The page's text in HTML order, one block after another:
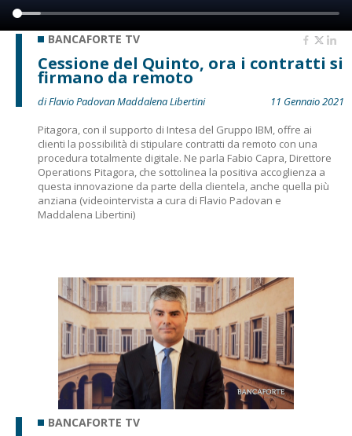
BANCAFORTE TV
Cessione del Quinto, ora i contratti si
firmano da remoto
di Flavio Padovan Maddalena Libertini
11 Gennaio 2021
Pitagora, con il supporto di Intesa del Gruppo IBM, offre ai
clienti la possibilità di stipulare contratti da remoto con una
procedura totalmente digitale. Ne parla Fabio Capra, Direttore
Operations Pitagora, che sottolinea la positiva accoglienza a
questa innovazione da parte della clientela, anche quella più
anziana (videointervista a cura di Flavio Padovan e
Maddalena Libertini)
BANCAFORTE TV